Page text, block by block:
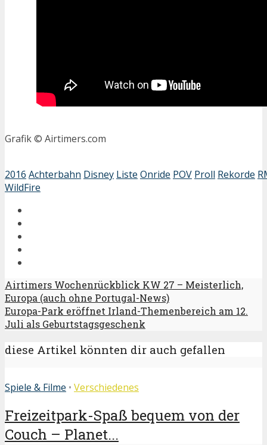
Grafik © Airtimers.com
2016 Achterbahn Disney Liste Onride POV Proll Rekorde
WildFire
Airtimers Wochenrückblick KW 27 – Meisterlich,
Europa (auch ohne Portugal-News)
Europa-Park eröffnet Irland-Themenbereich am 12.
Juli als Geburtstagsgeschenk
diese Artikel könnten dir auch gefallen
Spiele & Filme • Verschiedenes
Freizeitpark-Spaß bequem von der
Couch – Planet...